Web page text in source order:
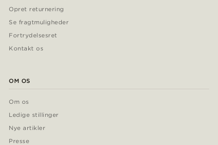
Opret returnering
Se fragtmuligheder
Fortrydelsesret
Kontakt os
OM OS
Om os
Ledige stillinger
Nye artikler
Presse